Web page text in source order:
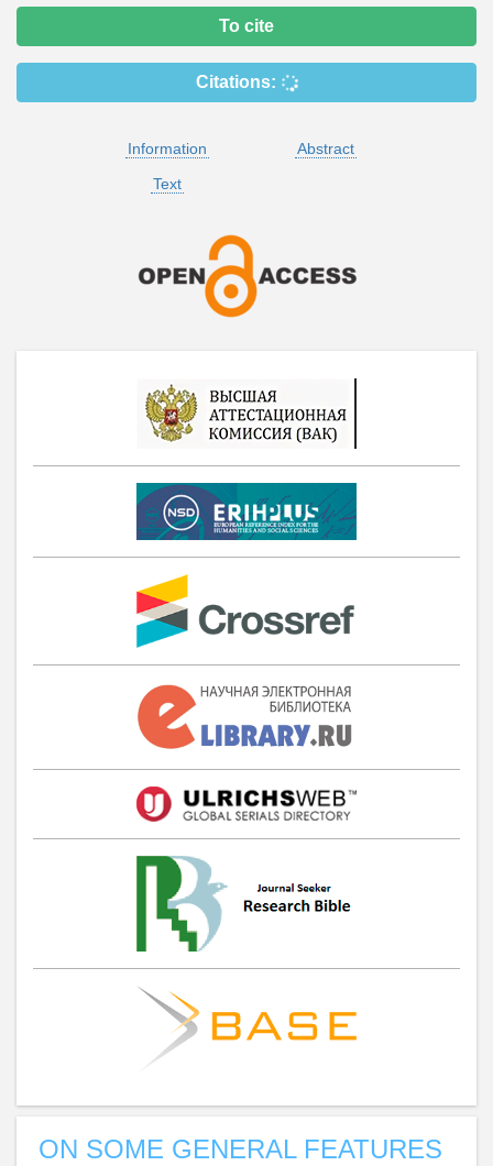
To cite
Citations:
Information
Abstract
Text
ON SOME GENERAL FEATURES